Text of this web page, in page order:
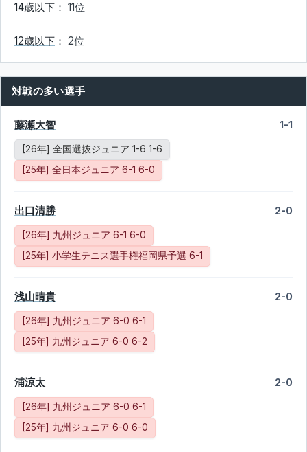
14歳以下 ： 11位
12歳以下 ： 2位
対戦の多い選手
藤瀬大智 1-1
[26年] 全国選抜ジュニア 1-6 1-6
[25年] 全日本ジュニア 6-1 6-0
出口清勝 2-0
[26年] 九州ジュニア 6-1 6-0
[25年] 小学生テニス選手権福岡県予選 6-1
浅山晴貴 2-0
[26年] 九州ジュニア 6-0 6-1
[25年] 九州ジュニア 6-0 6-2
浦涼太 2-0
[26年] 九州ジュニア 6-0 6-1
[25年] 九州ジュニア 6-0 6-0